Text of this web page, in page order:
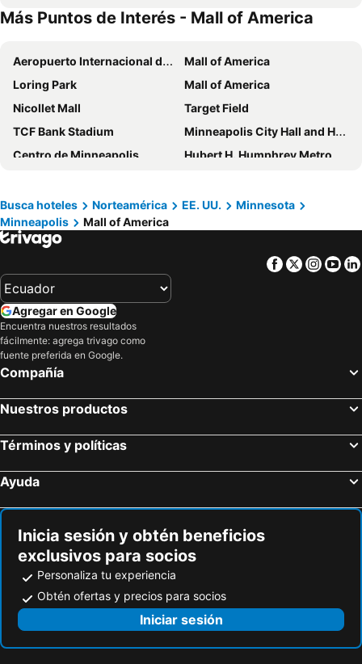
Sheraton Minneapolis Downtown Convention Center
The Marquette Hotel, Curio Collection by Hilton
Graves 601 Wyndham Grand
Más Puntos de Interés - Mall of America
Aeropuerto Internacional de Mineápolis-Saint Paul
Mall of America
Loring Park
Mall of America
Nicollet Mall
Target Field
TCF Bank Stadium
Minneapolis City Hall and Hennepin County Courthouse
Centro de Minneapolis
Hubert H. Humphrey Metrodome
Hennepin Avenue Bridge
Minnesota State Capitol
St. Paul Downtown Airport
Valleyfair
Saint Anthony Main
Fairmont Municipal Airport
Chippewa Valley Regional Airport
Sawyer County Airport
Busca hoteles Norteamérica EE. UU.
Minnesota
Minneapolis
Mall of America
Facebook
Twitter
Agregar en Google
Encuentra nuestros resultados
fácilmente: agrega trivago como
fuente preferida en Google.
Compañía
Nuestros productos
Términos y políticas
Ayuda
Inicia sesión y obtén beneficios
exclusivos para socios
Personaliza tu experiencia
Obtén ofertas y precios para socios
Iniciar sesión